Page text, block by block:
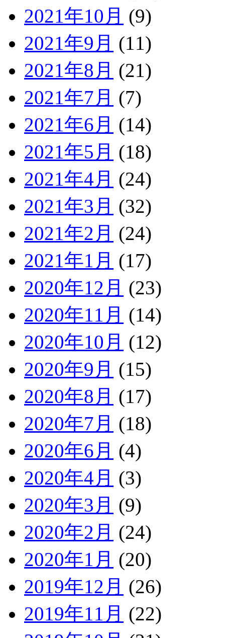
2021年10月 (9)
2021年9月 (11)
2021年8月 (21)
2021年7月 (7)
2021年6月 (14)
2021年5月 (18)
2021年4月 (24)
2021年3月 (32)
2021年2月 (24)
2021年1月 (17)
2020年12月 (23)
2020年11月 (14)
2020年10月 (12)
2020年9月 (15)
2020年8月 (17)
2020年7月 (18)
2020年6月 (4)
2020年4月 (3)
2020年3月 (9)
2020年2月 (24)
2020年1月 (20)
2019年12月 (26)
2019年11月 (22)